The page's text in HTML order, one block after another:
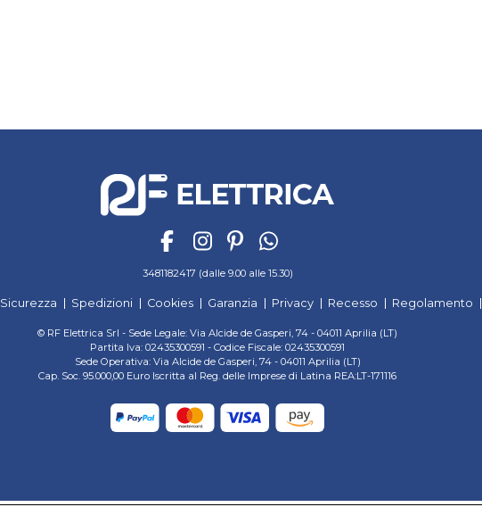
3481182417 (dalle 9.00 alle 15.30)
Sicurezza Spedizioni Cookies Garanzia Privacy Recesso Regolamento
© RF Elettrica Srl - Sede Legale: Via Alcide de Gasperi, 74 - 04011 Aprilia (LT)
Partita Iva: 02435300591 - Codice Fiscale: 02435300591
Sede Operativa: Via Alcide de Gasperi, 74 - 04011 Aprilia (LT)
Cap. Soc. 95.000,00 Euro Iscritta al Reg. delle Imprese di Latina REA:LT-171116